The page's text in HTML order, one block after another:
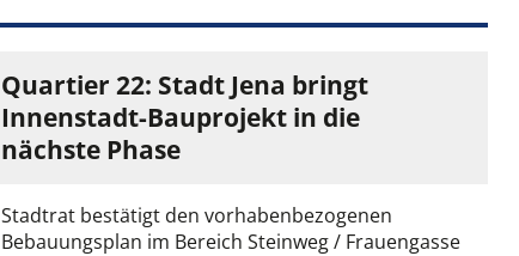
Quartier 22: Stadt Jena bringt
Innenstadt-Bauprojekt in die
nächste Phase
Stadtrat bestätigt den vorhabenbezogenen
Bebauungsplan im Bereich Steinweg / Frauengasse